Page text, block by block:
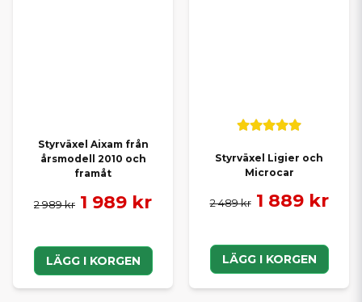
Styrväxel Aixam från
årsmodell 2010 och
framåt
2 989 kr 1 989 kr
LÄGG I KORGEN
Styrväxel Ligier och
Microcar
2 489 kr 1 889 kr
LÄGG I KORGEN